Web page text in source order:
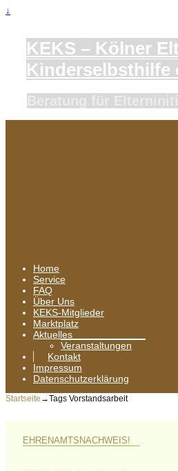
↓
KEKS – Kölner
Kinderselbsthilfe
Home
Service
FAQ
Über Uns
KEKS-Mitglieder
Marktplatz
Aktuelles
Veranstaltungen
Kontakt
Impressum
Datenschutzerklärung
Startseite →Tags Vorstandsarbeit
EHRENAMTSNACHWEIS!